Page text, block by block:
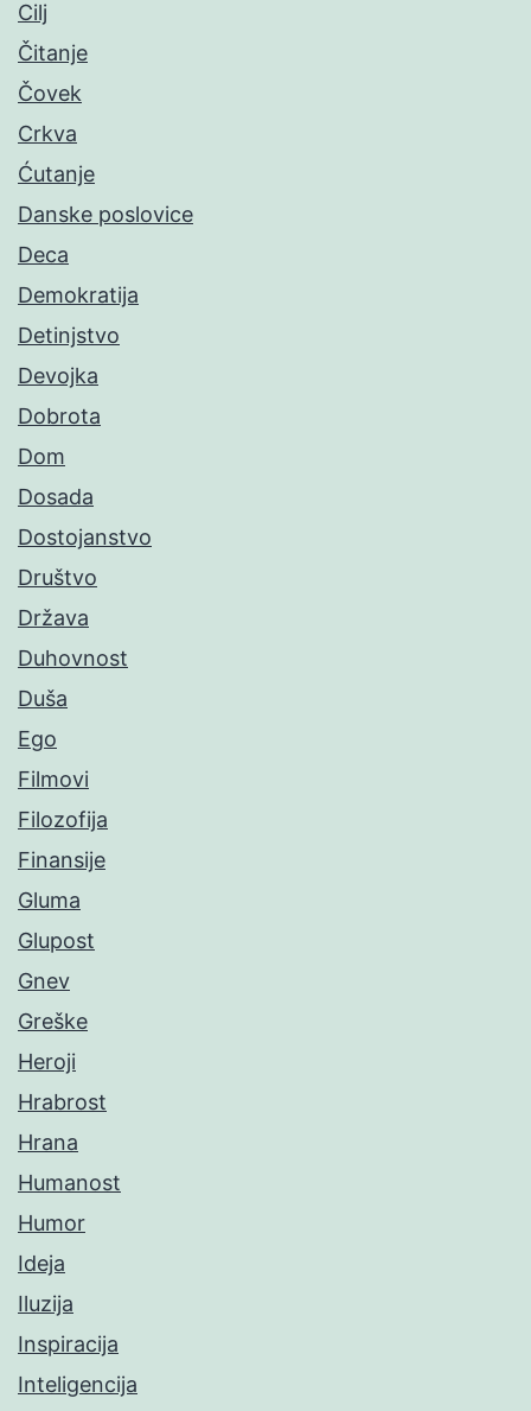
Cilj
Čitanje
Čovek
Crkva
Ćutanje
Danske poslovice
Deca
Demokratija
Detinjstvo
Devojka
Dobrota
Dom
Dosada
Dostojanstvo
Društvo
Država
Duhovnost
Duša
Ego
Filmovi
Filozofija
Finansije
Gluma
Glupost
Gnev
Greške
Heroji
Hrabrost
Hrana
Humanost
Humor
Ideja
Iluzija
Inspiracija
Inteligencija